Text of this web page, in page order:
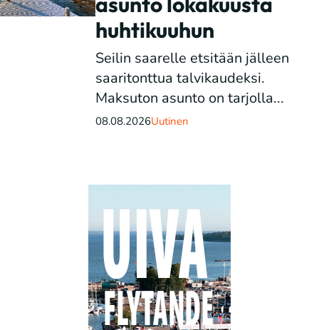
huhtikuuhun
Seilin saarelle etsitään jälleen
saaritonttua talvikaudeksi.
Maksuton asunto on tarjolla...
08.08.2026Uutinen